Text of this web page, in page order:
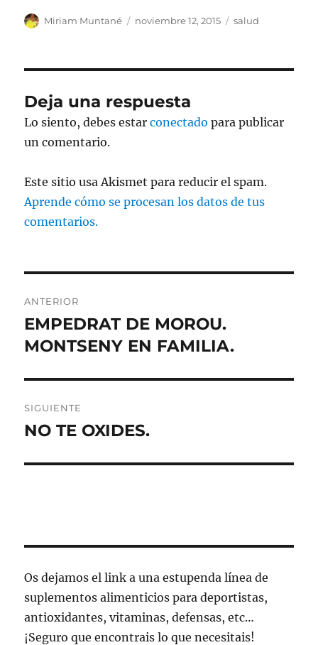
Autor
Miriam Muntané
Publicado
noviembre 12, 2015 Categorías
salud
Deja una respuesta
Lo siento, debes estarconectado para publicar
un comentario.
Este sitio usa Akismet para reducir el spam.
Aprende cómo se procesan los datos de tus
comentarios.
de
entradas
ANTERIOR
Entrada
anterior:
EMPEDRAT DE MOROU.
MONTSENY EN FAMILIA.
SIGUIENTE
Entrada
NO TE OXIDES.
Os dejamos el link a una estupenda línea de
suplementos alimenticios para deportistas,
antioxidantes, vitaminas, defensas, etc…
¡Seguro que encontrais lo que necesitais!